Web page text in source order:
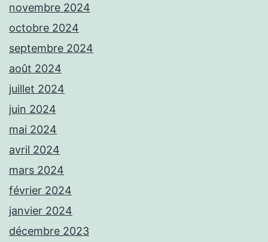
novembre 2024
octobre 2024
septembre 2024
août 2024
juillet 2024
juin 2024
mai 2024
avril 2024
mars 2024
février 2024
janvier 2024
décembre 2023